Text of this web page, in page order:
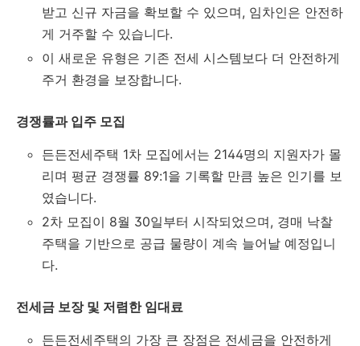
받고 신규 자금을 확보할 수 있으며, 임차인은 안전하
게 거주할 수 있습니다.
이 새로운 유형은 기존 전세 시스템보다 더 안전하게
주거 환경을 보장합니다.
경쟁률과 입주 모집
든든전세주택 1차 모집에서는 2144명의 지원자가 몰
리며 평균 경쟁률 89:1을 기록할 만큼 높은 인기를 보
였습니다.
2차 모집이 8월 30일부터 시작되었으며, 경매 낙찰
주택을 기반으로 공급 물량이 계속 늘어날 예정입니
다.
전세금 보장 및 저렴한 임대료
든든전세주택의 가장 큰 장점은 전세금을 안전하게